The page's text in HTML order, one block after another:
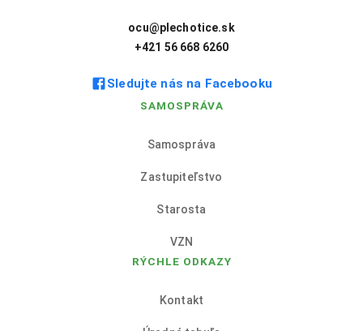
ocu@plechotice.sk
+421 56 668 6260
Sledujte nás na Facebooku
SAMOSPRÁVA
Samospráva
Zastupiteľstvo
Starosta
VZN
RÝCHLE ODKAZY
Kontakt